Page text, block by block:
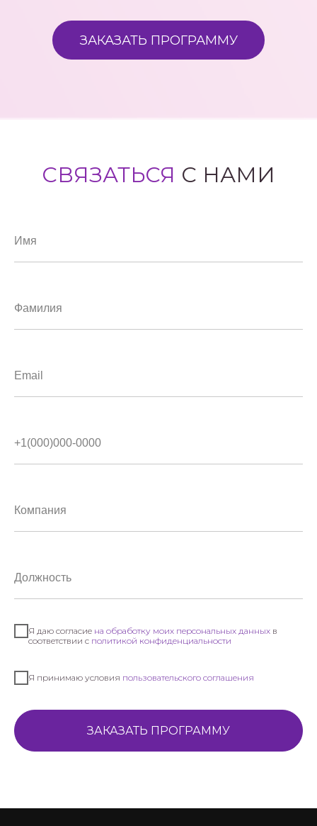
ЗАКАЗАТЬ ПРОГРАММУ
СВЯЗАТЬСЯ С НАМИ
Я даю согласие на обработку моих персональных данных в
соответствии с политикой конфиденциальности
Я принимаю условия пользовательского соглашения
ЗАКАЗАТЬ ПРОГРАММУ